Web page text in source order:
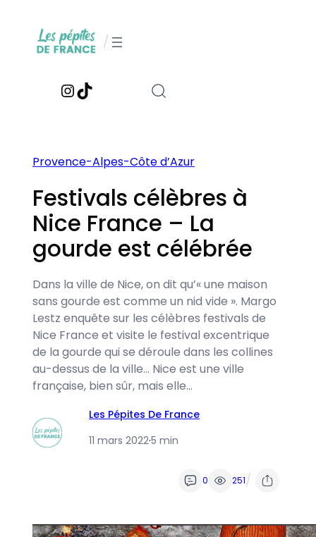
contenu
/
Instagram
TikTok
Provence-Alpes-Côte d’Azur
Festivals célèbres à
Nice France – La
gourde est célébrée
Dans la ville de Nice, on dit qu’« une maison
sans gourde est comme un nid vide ». Margo
Lestz enquête sur les célèbres festivals de
Nice France et visite le festival excentrique
de la gourde qui se déroule dans les collines
au-dessus de la ville… Nice est une ville
française, bien sûr, mais elle…
Les Pépites De France
11 mars 2022·5 min
0 251/